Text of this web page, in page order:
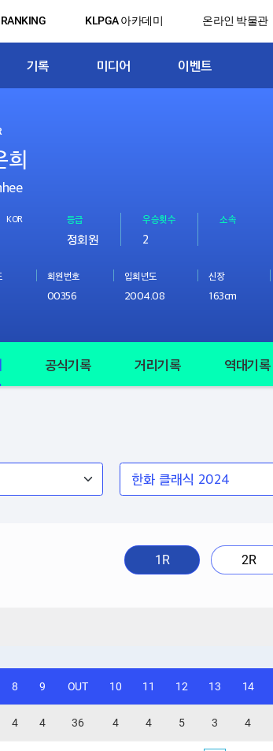
KLPGA 아카데미 온라인 박물관
기록 미디어 이벤트
KOR 등급
정회원
우승횟수
2
소속
회원번호
00356
입회년도
2004.08
신장
163cm
공식기록 거리기록 역대기록
1R 2R
8 9 OUT 10 11 12 13 14
4 4 36 4 4 5 3 4